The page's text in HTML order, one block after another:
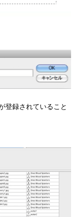
登録されていること